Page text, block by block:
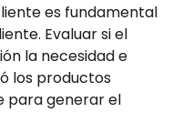
es fundamental
Evaluar si el
la necesidad e
los productos
para generar el